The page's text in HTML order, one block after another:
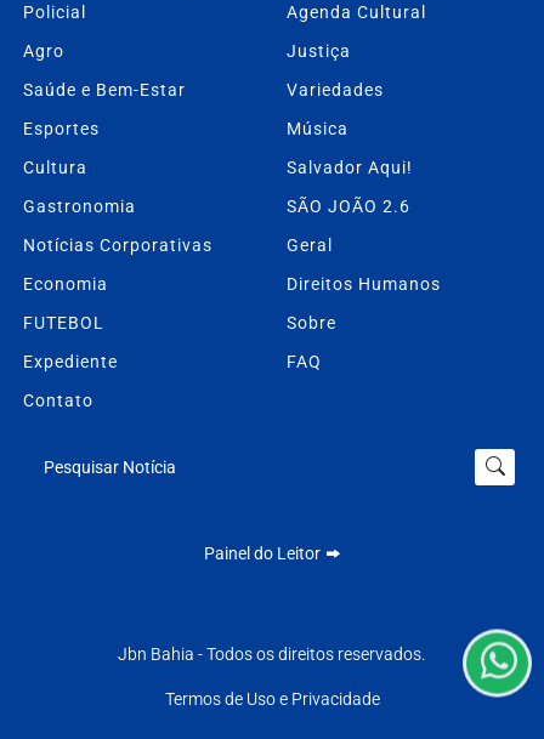
Policial
Agenda Cultural
Agro
Justiça
Saúde e Bem-Estar
Variedades
Esportes
Música
Cultura
Salvador Aqui!
Gastronomia
SÃO JOÃO 2.6
Notícias Corporativas
Geral
Economia
Direitos Humanos
FUTEBOL
Sobre
Expediente
FAQ
Contato
Pesquisar Notícia
Painel do Leitor
Jbn Bahia - Todos os direitos reservados.
Termos de Uso e Privacidade
de navegação. Ao continuar o acesso, entendemos que
PARA MAIS INFORMAÇÕES,
ACESSE NOSSOS TERMOS
PROSSEGUIR